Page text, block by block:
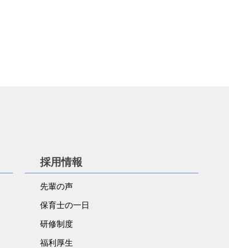
採用情報
先輩の声
保育士の一日
研修制度
福利厚生